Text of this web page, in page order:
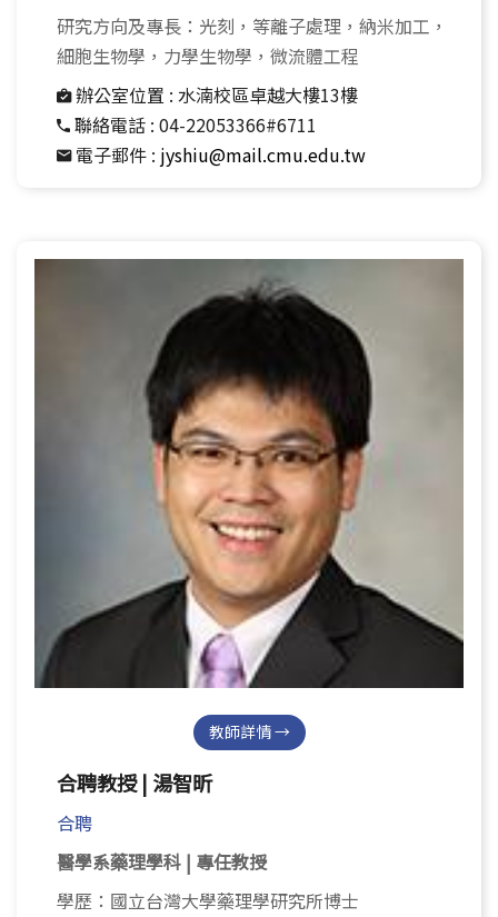
研究方向及專長：光刻，等離子處理，納米加工，
細胞生物學，力學生物學，微流體工程
辦公室位置 : 水湳校區卓越大樓13樓
聯絡電話 : 04-22053366#6711
電子郵件 : jyshiu@mail.cmu.edu.tw
教師詳情 →
合聘教授 | 湯智昕
合聘
醫學系藥理學科 | 專任教授
學歷：國立台灣大學藥理學研究所博士